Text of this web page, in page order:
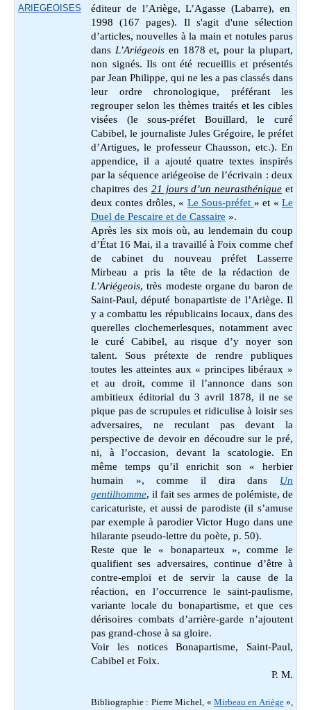
ARIEGEOISES
éditeur de l’Ariège, L’Agasse (Labarre), en
1998 (167 pages). Il s'agit d'une sélection
d’articles, nouvelles à la main et notules parus
dans L’Ariégeoisen 1878 et, pour la plupart,
non signés. Ils ont été recueillis et présentés
par Jean Philippe, qui ne les a pas classés dans
leur ordre chronologique, préférant les
regrouper selon les thèmes traités et les cibles
visées (le sous-préfet Bouillard, le curé
Cabibel, le journaliste Jules Grégoire, le préfet
d’Artigues, le professeur Chausson, etc.). En
appendice, il a ajouté quatre textes inspirés
par la séquence ariégeoise de l’écrivain : deux
chapitres des 21 jours d’un neurasthénique et
deux contes drôles, « Le Sous-préfet » et «Le
Duel de Pescaire et de Cassaire ».
Après les six mois où, au lendemain du coup
d’État 16 Mai, il a travaillé à Foix comme chef
de cabinet du nouveau préfet Lasserre
Mirbeau a pris la tête de la rédaction de
L’Ariégeois, très modeste organe du baron de
Saint-Paul, député bonapartiste de l’Ariège. Il
y a combattu les républicains locaux, dans des
querelles clochemerlesques, notamment avec
le curé Cabibel, au risque d’y noyer son
talent. Sous prétexte de rendre publiques
toutes les atteintes aux « principes libéraux »
et au droit, comme il l’annonce dans son
ambitieux éditorial du 3 avril 1878, il ne se
pique pas de scrupules et ridiculise à loisir ses
adversaires, ne reculant pas devant la
perspective de devoir en découdre sur le pré,
ni, à l’occasion, devant la scatologie. En
même temps qu’il enrichit son « herbier
humain », comme il dira dans Un
gentilhomme, il fait ses armes de polémiste, de
caricaturiste, et aussi de parodiste (il s’amuse
par exemple à parodier Victor Hugo dans une
hilarante pseudo-lettre du poète, p. 50).
Reste que le « bonaparteux », comme le
qualifient ses adversaires, continue d’être à
contre-emploi et de servir la cause de la
réaction, en l’occurrence le saint-paulisme,
variante locale du bonapartisme, et que ces
dérisoires combats d’arrière-garde n’ajoutent
pas grand-chose à sa gloire.
Voir les notices Bonapartisme, Saint-Paul,
Cabibel et Foix.
P. M.
Bibliographie : Pierre Michel, « Mirbeau en Ariège»,